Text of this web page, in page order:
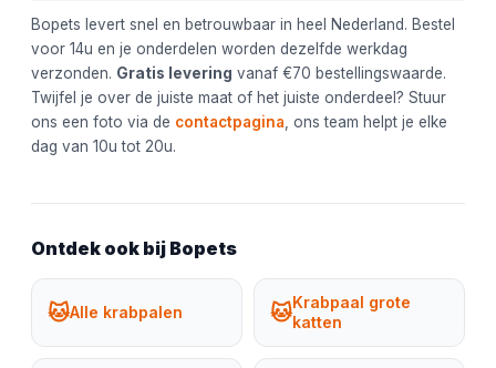
Bopets levert snel en betrouwbaar in heel Nederland. Bestel
voor 14u en je onderdelen worden dezelfde werkdag
verzonden. Gratis levering vanaf €70 bestellingswaarde.
Twijfel je over de juiste maat of het juiste onderdeel? Stuur
ons een foto via de contactpagina, ons team helpt je elke
dag van 10u tot 20u.
Ontdek ook bij Bopets
🐱Alle krabpalen 🐱Krabpaal grote
katten